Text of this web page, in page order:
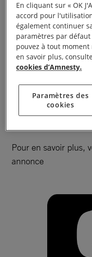
« Dans la Syrie en
sont restées
elles, une mère et
dans leur
s’organisent au jour
recueillent un
Tiraillés entre fuir et
Pour en savoir plus,
annonce
En cliquant sur « OK
accord pour
également continuer
paramètres par
pouvez à tout
en savoir plus,
cookies d’Amnesty.
Paramètres des
cookies